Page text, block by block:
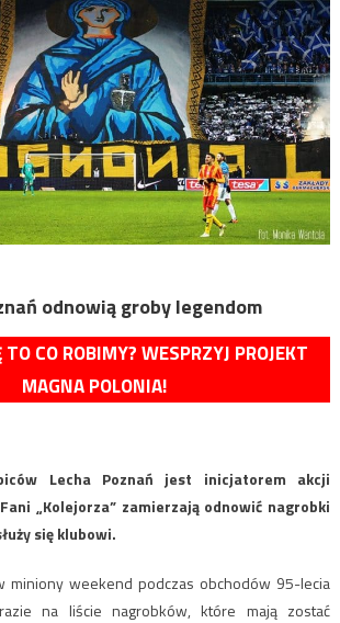
odnowią groby legendom
CO ROBIMY? WESPRZYJ PROJEKT
MAGNA POLONIA!
Lecha Poznań jest inicjatorem akcji
„Kolejorza” zamierzają odnowić nagrobki
się klubowi.
miniony weekend podczas obchodów 95-lecia
na liście nagrobków, które mają zostać